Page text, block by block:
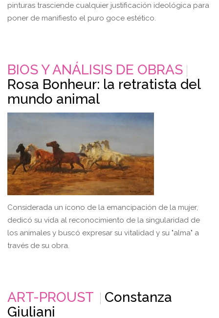
pinturas trasciende cualquier justificación ideológica para
poner de manifiesto el puro goce estético.
BIOS Y ANÁLISIS DE OBRAS
Rosa Bonheur: la retratista del
mundo animal
Considerada un ícono de la emancipación de la mujer,
dedicó su vida al reconocimiento de la singularidad de
los animales y buscó expresar su vitalidad y su "alma" a
través de su obra.
ART-PROUST
Constanza
Giuliani